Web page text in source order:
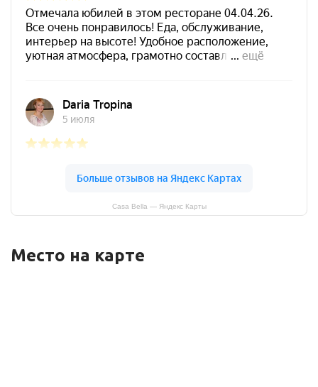
Casa Bella — Яндекс Карты
Место на карте